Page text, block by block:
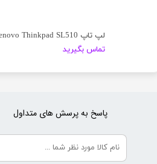
لپ تاپ lenovo Thinkpad SL510
تماس بگیرید
پاسخ به پرسش های متداول